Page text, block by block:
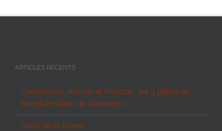
ARTICLES RÉCENTS
Conscience, Amour et Vivance : les 3 piliers de
transformation de l’existence
Sortir de la honte